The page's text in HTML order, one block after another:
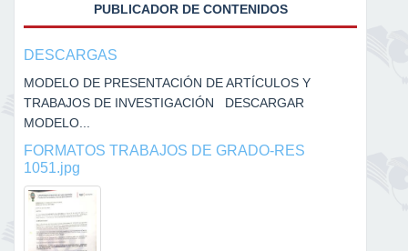
PUBLICADOR DE CONTENIDOS
DESCARGAS
MODELO DE PRESENTACIÓN DE ARTÍCULOS Y
TRABAJOS DE INVESTIGACIÓN DESCARGAR
MODELO...
FORMATOS TRABAJOS DE GRADO-RES
1051.jpg